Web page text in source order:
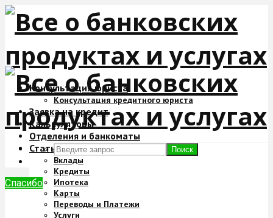
Консультация юриста
Консультация кредитного юриста
Заявка на кредит
Калькуляторы
Отделения и банкоматы
Статьи
Вклады
Кредиты
Ипотека
Карты
Переводы и Платежи
Услуги
Поиск
Спасибо